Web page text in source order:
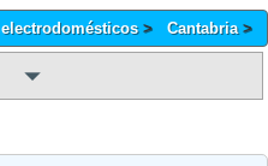
electrodomésticos Cantabria